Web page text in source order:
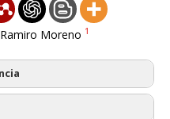
Moreno 1